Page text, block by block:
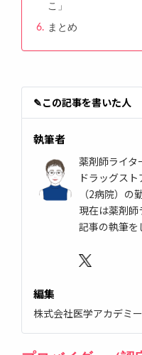
こ」
まとめ
✎この記事を書いた人
執筆者
薬剤師ライ
ドラッグス
（2病院）の
現在は薬剤
記事の執筆を
編集
株式会社医学アカデミー